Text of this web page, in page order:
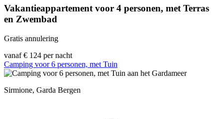
Vakantieappartement voor 4 personen, met Terras
en Zwembad
Gratis annulering
vanaf € 124 per nacht
Camping voor 6 personen, met Tuin
Sirmione, Garda Bergen